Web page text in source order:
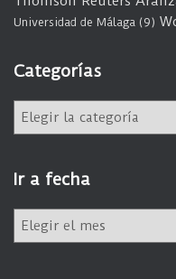
Universidad de Málaga (9)
Categorías
e
g
o
í
Ir a fecha